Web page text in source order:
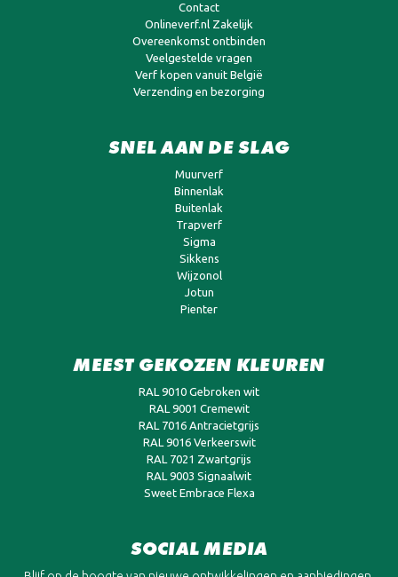
Contact
Onlineverf.nl Zakelijk
Overeenkomst ontbinden
Veelgestelde vragen
Verf kopen vanuit België
Verzending en bezorging
SNEL AAN DE SLAG
Muurverf
Binnenlak
Buitenlak
Trapverf
Sigma
Sikkens
Wijzonol
Jotun
Pienter
MEEST GEKOZEN KLEUREN
RAL 9010 Gebroken wit
RAL 9001 Cremewit
RAL 7016 Antracietgrijs
RAL 9016 Verkeerswit
RAL 7021 Zwartgrijs
RAL 9003 Signaalwit
Sweet Embrace Flexa
SOCIAL MEDIA